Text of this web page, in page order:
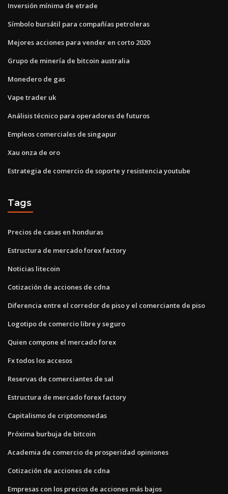
Inversión mínima de etrade
Símbolo bursátil para compañías petroleras
Mejores acciones para vender en corto 2020
Grupo de minería de bitcoin australia
Monedero de gas
Vape trader uk
Análisis técnico para operadores de futuros
Empleos comerciales de singapur
Xau onza de oro
Estrategia de comercio de soporte y resistencia youtube
Tags
Precios de casas en honduras
Estructura de mercado forex factory
Noticias litecoin
Cotización de acciones de cdna
Diferencia entre el corredor de piso y el comerciante de piso
Logotipo de comercio libre y seguro
Quien compone el mercado forex
Fx todos los accesos
Reservas de comerciantes de sal
Estructura de mercado forex factory
Capitalismo de criptomonedas
Próxima burbuja de bitcoin
Academia de comercio de prosperidad opiniones
Cotización de acciones de cdna
Empresas con los precios de acciones más bajos